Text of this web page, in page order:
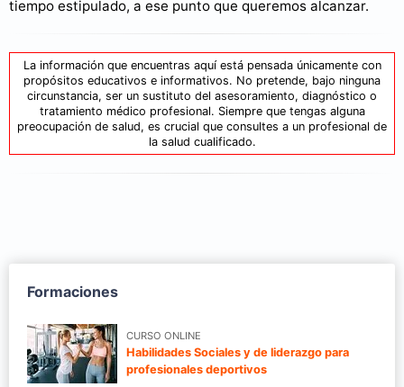
tiempo estipulado, a ese punto que queremos alcanzar.
La información que encuentras aquí está pensada únicamente con
propósitos educativos e informativos. No pretende, bajo ninguna
circunstancia, ser un sustituto del asesoramiento, diagnóstico o
tratamiento médico profesional. Siempre que tengas alguna
preocupación de salud, es crucial que consultes a un profesional de
la salud cualificado.
Formaciones
CURSO ONLINE
Habilidades Sociales y de liderazgo para
profesionales deportivos